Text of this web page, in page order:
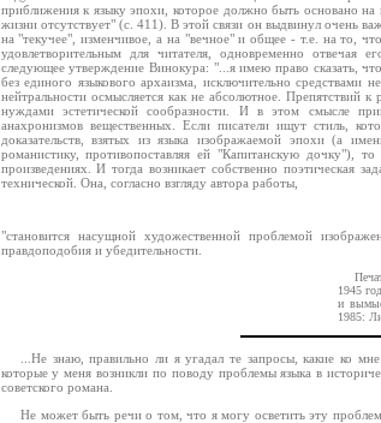
приближения к языку эпохи, которое должно быть основано
жизни отсутствует" (с. 411). В этой связи он выдвинул очень
на "текучее", изменчивое, а на "вечное" и общее - т.е. на то,
удовлетворительным для читателя, одновременно отвечая
следующее утверждение Винокура: "...я имею право сказать,
без единого языкового архаизма, исключительно средствами
нейтральности осмысляется как не абсолютное. Препятствий
нуждами эстетической сообразности. И в этом смысле
анахронизмов вещественных. Если писатели ищут стиль,
доказательств, взятых из языка изображаемой эпохи (а
романистику, противопоставляя ей "Капитанскую дочку"),
произведениях. И тогда возникает собственно поэтическая
технической. Она, согласно взгляду автора работы,
"становится насущной художественной проблемой
правдоподобия и убедительности.
1945
и
1985:
...Не знаю, правильно ли я угадал те запросы, какие ко
которые у меня возникли по поводу проблемы языка в
советского романа.
Не может быть речи о том, что я могу осветить эту